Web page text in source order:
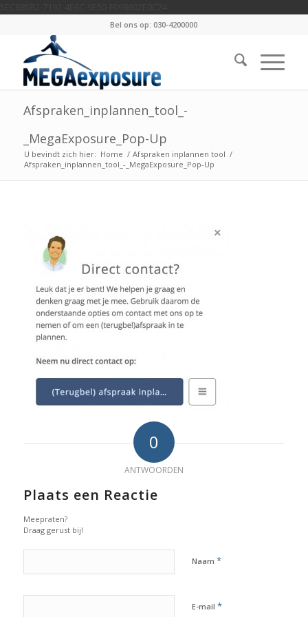
Bel ons op: 030-4200000
Afspraken_inplannen_tool_-
_MegaExposure_Pop-Up
U bevindt zich hier: Home / Afspraken inplannen tool /
Afspraken_inplannen_tool_-_MegaExposure_Pop-Up
0
ANTWOORDEN
Plaats een Reactie
Meepraten?
Draag gerust bij!
Naam *
E-mail *